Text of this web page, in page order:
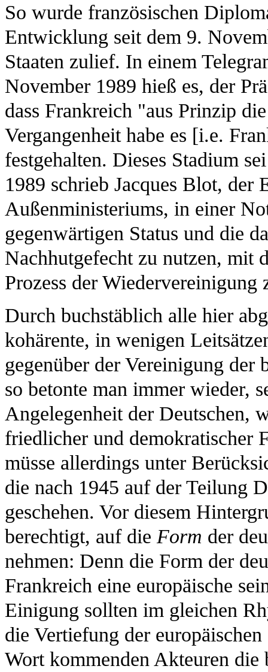
So wurde französischen
Entwicklung seit dem 9.
Staaten zulief. In einem
November 1989 hieß es, der
dass Frankreich "aus Prinzip
Vergangenheit habe es [i.e.
festgehalten. Dieses Stadium
1989 schrieb Jacques Blot, der
Außenministeriums, in einer
gegenwärtigen Status und die
Nachhutgefecht zu nutzen, mit
Prozess der Wiedervereinigung
Durch buchstäblich alle hier
kohärente, in wenigen
gegenüber der Vereinigung der
so betonte man immer wieder,
Angelegenheit der Deutschen,
friedlicher und demokratischer
müsse allerdings unter
die nach 1945 auf der Teilung
geschehen. Vor diesem
berechtigt, auf die Form der
nehmen: Denn die Form der
Frankreich eine europäische
Einigung sollten im gleichen
die Vertiefung der
Wort kommenden Akteuren die